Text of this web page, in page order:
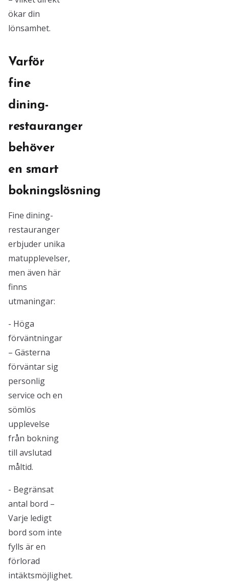
ökar din
lönsamhet.
Varför
fine
dining-
restauranger
behöver
en smart
bokningslösning
Fine dining-
restauranger
erbjuder unika
matupplevelser,
men även här
finns
utmaningar:
- Höga
förväntningar
– Gästerna
förväntar sig
personlig
service och en
sömlös
upplevelse
från bokning
till avslutad
måltid.
- Begränsat
antal bord –
Varje ledigt
bord som inte
fylls är en
förlorad
intäktsmöjlighet.